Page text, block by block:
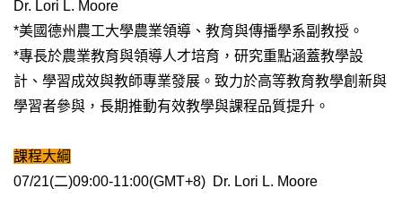
Dr. Lori L. Moore
*美國德州農工大學農業領導、教育與傳播學系副教授。
*專長於農業教育與領導人才培育，研究重點涵蓋教學設
計、學習成效與教師專業發展。致力於高等教育教學創新與
學習者參與，長期推動有效教學與課程品質提升。
課程大綱
07/21(二)09:00-11:00(GMT+8) Dr. Lori L. Moore